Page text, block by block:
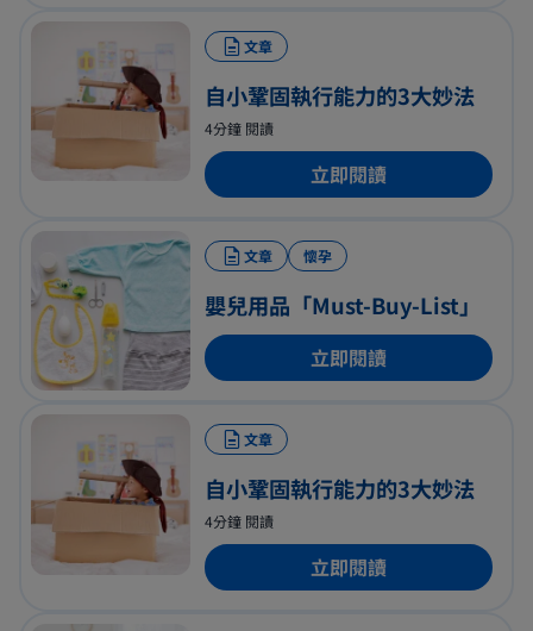
文章
自小鞏固執行能力的3大妙法
4分鐘 閱讀
立即閱讀
文章 懷孕
嬰兒用品「Must-Buy-List」
立即閱讀
文章
自小鞏固執行能力的3大妙法
4分鐘 閱讀
立即閱讀